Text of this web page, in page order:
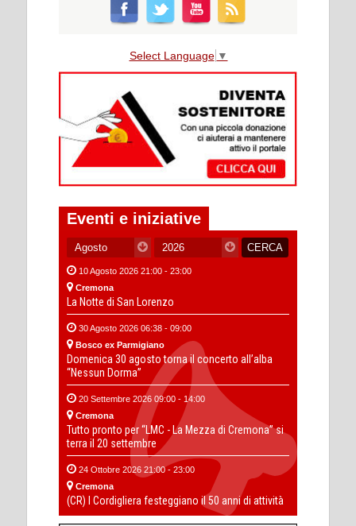
Select Language ▼
Eventi e iniziative
10 Agosto 2026 21:00 - 23:00
Cremona
La Notte di San Lorenzo
30 Agosto 2026 06:38 - 09:00
Bosco ex Parmigiano
Domenica 30 agosto torna il concerto all’alba
“Nessun Dorma”
20 Settembre 2026 09:00 - 14:00
Cremona
Tutto pronto per “LMC - La Mezza di Cremona” si
terra il 20 settembre
24 Ottobre 2026 21:00 - 23:00
Cremona
(CR) I Cordigliera festeggiano il 50 anni di attività